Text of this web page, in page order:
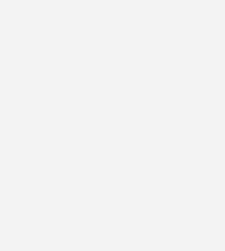
am 4. April
Auskunft des
einem Live-Experiment mit
und Direktor des
Southampton,